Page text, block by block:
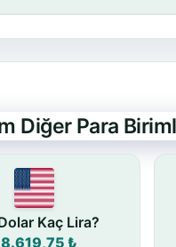
Diğer Para
Kaç Lira?
₺